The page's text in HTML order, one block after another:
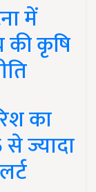
में
की कृषि
का
ज्यादा